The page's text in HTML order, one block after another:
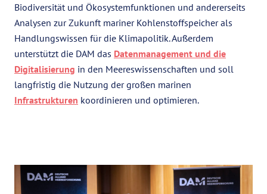
Biodiversität und Ökosystemfunktionen und andererseits
Analysen zur Zukunft mariner Kohlenstoffspeicher als
Handlungswissen für die Klimapolitik. Außerdem
unterstützt die DAM das Datenmanagement und die
Digitalisierung in den Meereswissenschaften und soll
langfristig die Nutzung der großen marinen
Infrastrukturen koordinieren und optimieren.